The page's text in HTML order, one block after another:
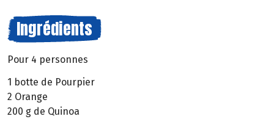
Ingrédients
Pour 4 personnes
1 botte de Pourpier
2 Orange
200 g de Quinoa